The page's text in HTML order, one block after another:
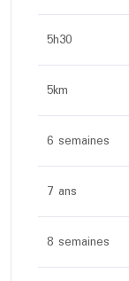
5h30
5km
6 semaines
7 ans
8 semaines